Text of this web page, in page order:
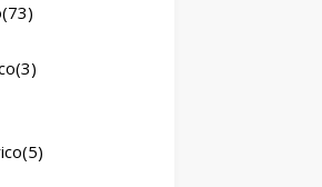
(73)
(3)
(5)